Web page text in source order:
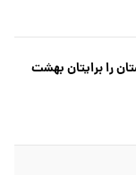
را برایتان بهشت